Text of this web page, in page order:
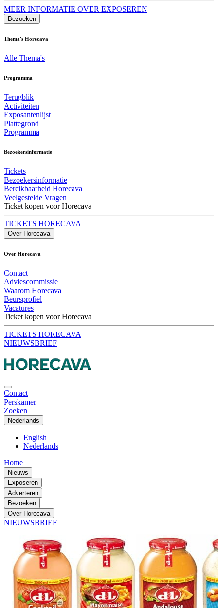
MEER INFORMATIE OVER EXPOSEREN
Bezoeken
Thema's Horecava
Alle Thema's
Programma
Terugblik
Activiteiten
Exposantenlijst
Plattegrond
Programma
Bezoekersinformatie
Tickets
Bezoekersinformatie
Bereikbaarheid Horecava
Veelgestelde Vragen
Ticket kopen voor Horecava
TICKETS HORECAVA
Over Horecava
Over Horecava
Contact
Adviescommissie
Waarom Horecava
Beursprofiel
Vacatures
Ticket kopen voor Horecava
TICKETS HORECAVA
NIEUWSBRIEF
Contact
Perskamer
Zoeken
Nederlands
English
Nederlands
Home
Nieuws
Exposeren
Adverteren
Bezoeken
Over Horecava
NIEUWSBRIEF